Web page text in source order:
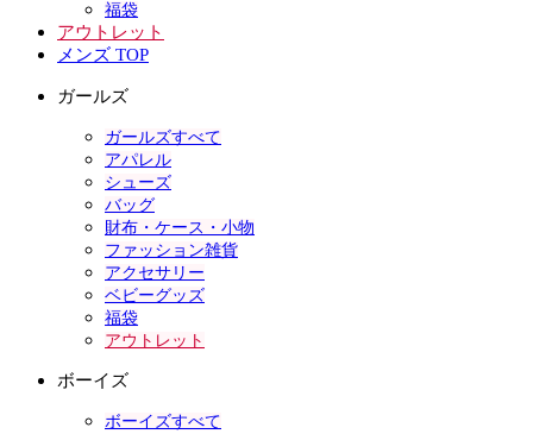
福袋
アウトレット
メンズ TOP
ガールズ
ガールズすべて
アパレル
シューズ
バッグ
財布・ケース・小物
ファッション雑貨
アクセサリー
ベビーグッズ
福袋
アウトレット
ボーイズ
ボーイズすべて